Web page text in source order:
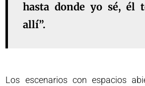
hasta donde yo sé, él
allí”.
Los escenarios con espacios